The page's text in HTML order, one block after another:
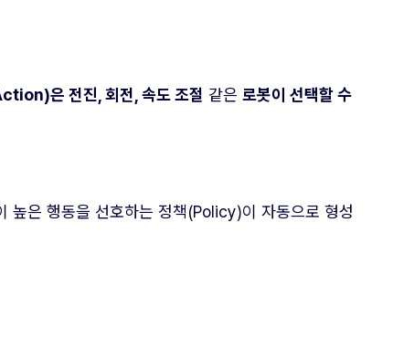
은 전진, 회전, 속도 조절 같은 로봇이 선택할 수
높은 행동을 선호하는 정책(Policy)이 자동으로 형성